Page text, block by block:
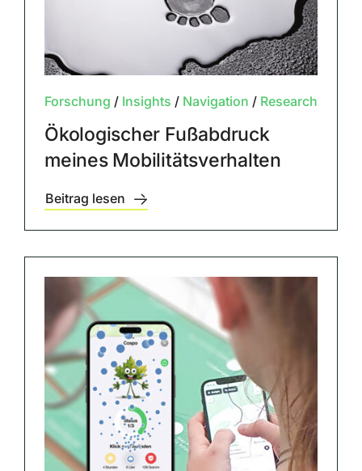
Forschung / Insights / Navigation / Research
Ökologischer Fußabdruck
meines Mobilitätsverhalten
Beitrag lesen